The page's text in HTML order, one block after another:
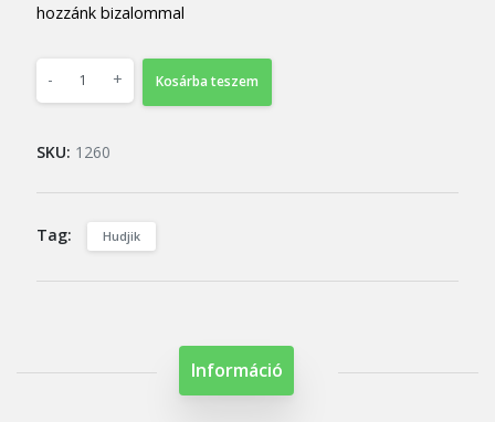
hozzánk bizalommal
- + Kosárba teszem
SKU: 1260
Tag: Hudjik
Információ